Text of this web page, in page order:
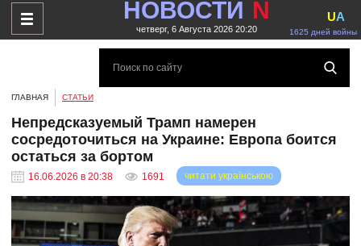
НОВОСТИ N
четверг, 6 Августа 2026 20:20 1625 дней войны
UA
ГЛАВНАЯ СТАТЬИ
Непредсказуемый Трамп намерен
сосредоточиться на Украине: Европа боится
остаться за бортом
16.06.2026 в 20:38 1691 читати українською